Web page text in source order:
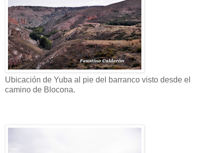
Ubicación de Yuba al pie del barranco visto desde el
camino de Blocona.